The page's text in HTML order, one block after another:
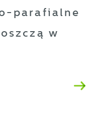
parafialne
w